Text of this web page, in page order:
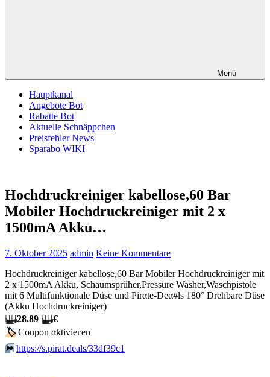
Menü
Hauptkanal
Angebote Bot
Rabatte Bot
Aktuelle Schnäppchen
Preisfehler News
Sparabo WIKI
Hochdruckreiniger kabellose,60 Bar
Mobiler Hochdruckreiniger mit 2 x
1500mA Akku…
7. Oktober 2025 admin Keine Kommentare
Hochdruckreiniger kabellose,60 Bar Mobiler Hochdruckreiniger mit
2 x 1500mA Akku, Schaumsprüher,Pressure Washer,Waschpistole
mit 6 Multifunktionale Düse und Pirαtе-Dеα#ls 180° Drehbare Düse
(Akku Hochdruckreiniger)
🏴‍☠️28.89 🏴‍☠️€
🏷Сοuрοn αktiviегеn
⏩️ https://s.pirat.deals/33df39c1